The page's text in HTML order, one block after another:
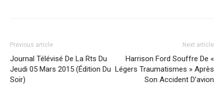
Previous article
Journal Télévisé De La Rts Du
Jeudi 05 Mars 2015 (Édition Du
Soir)
Next article
Harrison Ford Souffre De «
Légers Traumatismes » Après
Son Accident D’avion